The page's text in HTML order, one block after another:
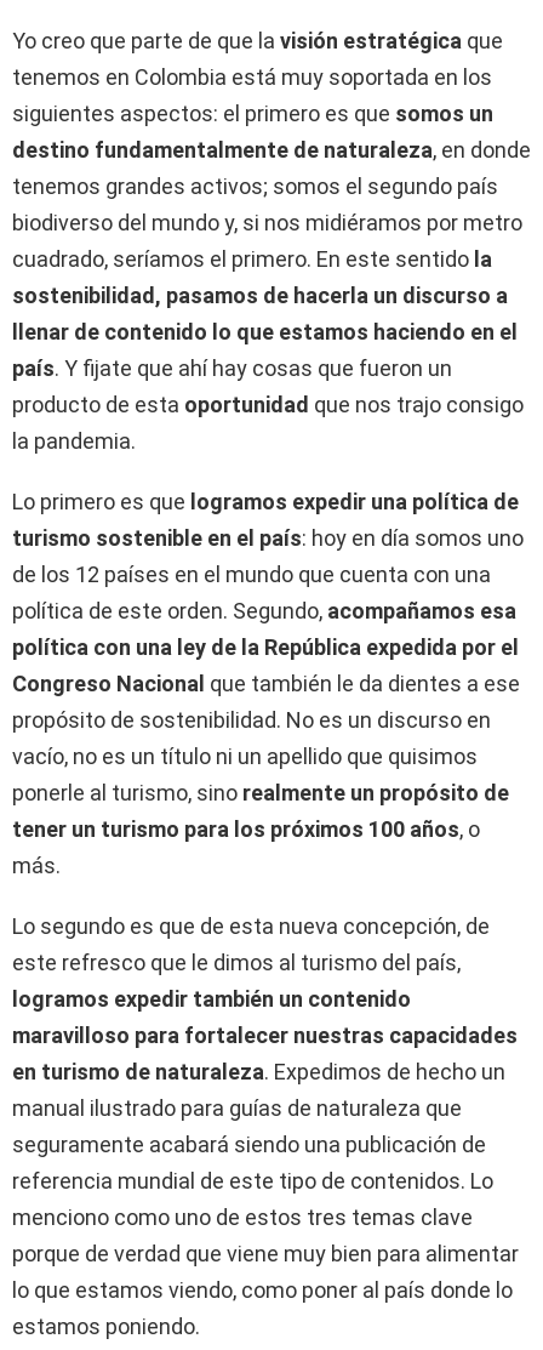
Yo creo que parte de que la visión estratégica que
tenemos en Colombia está muy soportada en los
siguientes aspectos: el primero es que somos un
destino fundamentalmente de naturaleza, en donde
tenemos grandes activos; somos el segundo país
biodiverso del mundo y, si nos midiéramos por metro
cuadrado, seríamos el primero. En este sentido la
sostenibilidad, pasamos de hacerla un discurso a
llenar de contenido lo que estamos haciendo en el
país. Y fijate que ahí hay cosas que fueron un
producto de esta oportunidad que nos trajo consigo
la pandemia.
Lo primero es que logramos expedir una política de
turismo sostenible en el país: hoy en día somos uno
de los 12 países en el mundo que cuenta con una
política de este orden. Segundo, acompañamos esa
política con una ley de la República expedida por el
Congreso Nacional que también le da dientes a ese
propósito de sostenibilidad. No es un discurso en
vacío, no es un título ni un apellido que quisimos
ponerle al turismo, sino realmente un propósito de
tener un turismo para los próximos 100 años, o
más.
Lo segundo es que de esta nueva concepción, de
este refresco que le dimos al turismo del país,
logramos expedir también un contenido
maravilloso para fortalecer nuestras capacidades
en turismo de naturaleza. Expedimos de hecho un
manual ilustrado para guías de naturaleza que
seguramente acabará siendo una publicación de
referencia mundial de este tipo de contenidos. Lo
menciono como uno de estos tres temas clave
porque de verdad que viene muy bien para alimentar
lo que estamos viendo, como poner al país donde lo
estamos poniendo.